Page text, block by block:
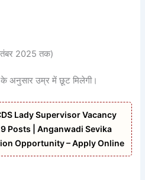
2025 तक)
के अनुसार उम्र में छूट मिलेगी।
Lady Supervisor Vacancy
Posts | Anganwadi Sevika
Opportunity – Apply Online